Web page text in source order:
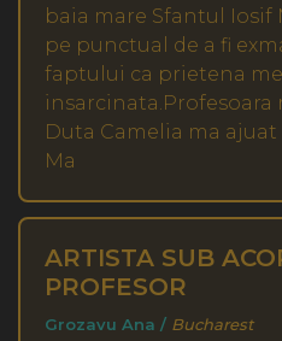
baia mare Sfantul Iosif
pe punctual de a fi
faptului ca prietena
insarcinata.Profesoara
Duta Camelia ma
Ma
ARTISTA SUB
PROFESOR
Grozavu Ana / Bucharest